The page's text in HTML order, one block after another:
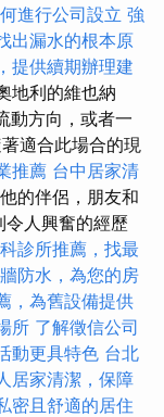
進行公司設立 強
出漏水的根本原
提供續期辦理建
地利的維也納
動方向，或者一
適合此場合的現
推薦 台中居家清
的伴侶，朋友和
人興奮的經歷
診所推薦，找最
防水，為您的房
，為舊設備提供
所 了解徵信公司
動更具特色 台北
居家清潔，保障
密且舒適的居住